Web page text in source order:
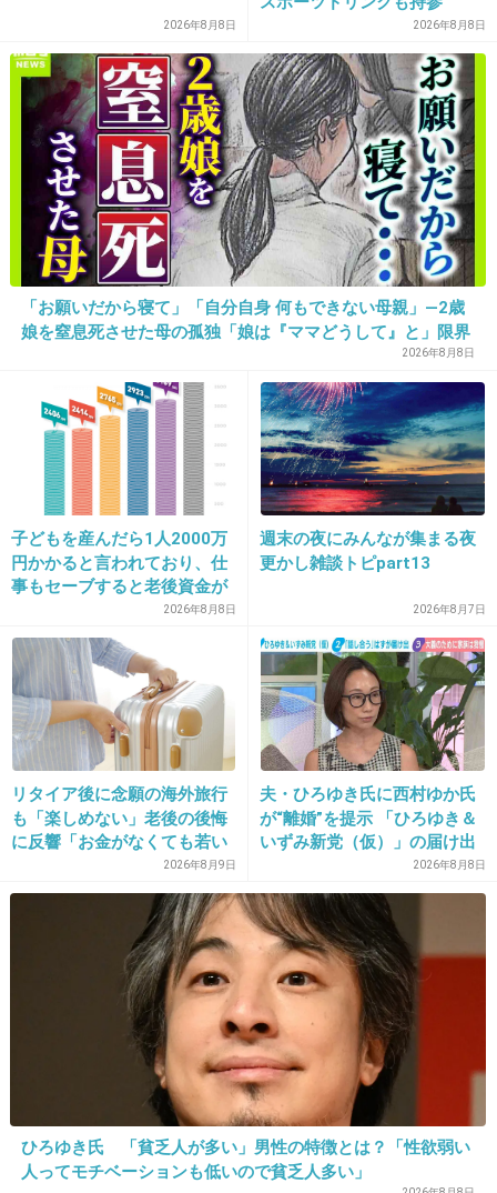
ムぐらい)が影響しているのでしょうか？
+66 -9
15. 匿名2016/01/24(日) 12:49:17
第１子が28週で、原因不明の破水→帝王切開で
出産しました。
子供は３ヶ月ほどNICUで過ごしましたが、後遺
症もなく、すこし小さいですが元気に３才にな
夜中の破水だったので、お漏らししたかな？と
思いましたが異変を感じたのですぐに病院に行
き処置をして貰いました。
やはり異変を感じたらすぐに病院に行くべきだ
と思います。
第２子も帝王切開でしたが、正期産で出産しま
したよ。
+85 -1
16. 匿名2016/01/24(日) 12:51:47
切迫早産で一ヶ月入院してました。
もうすぐ37ｗだから退院しようか～となって、
飲み薬も点滴も止めたのが35ｗ5ｄ。
退院日の36ｗ6ｄに日付が変わった深夜に突然
破水（お腹の中で音も衝撃もあった）して、5
時間後に生まれました。
36ｗ6ｄだから早産ではあるけど、体重など問
題なしの健康優良児だと先生からお墨付き貰い
2026年8月8日 2026年8月8日
「お願いだから寝て」「自分自身 何もできない母親」―2歳
娘を窒息死させた母の孤独「娘は『ママどうして』と」限界
2026年8月8日
子どもを産んだら1人2000万
円かかると言われており、仕
事もセーブすると老後資金が
貯められない…一方、子育て
していない人は潤沢な資金で
悠々老後だと歪んでいるので
は？→様々な意見
2026年8月8日
週末の夜にみんなが集まる夜
更かし雑談トピpart13
2026年8月7日
リタイア後に念願の海外旅行
も「楽しめない」老後の後悔
に反響「お金がなくても若い
うちに？」50代以上の切実な
声
2026年8月9日
夫・ひろゆき氏に西村ゆか氏
が“離婚”を提示 「ひろゆき＆
いずみ新党（仮）」の届け出
を知らされず激怒「信頼関係
が保てない状態で夫婦を続け
るのは無理」
2026年8月8日
ひろゆき氏 「貧乏人が多い」男性の特徴とは？「性欲弱い
人ってモチベーションも低いので貧乏人多い」